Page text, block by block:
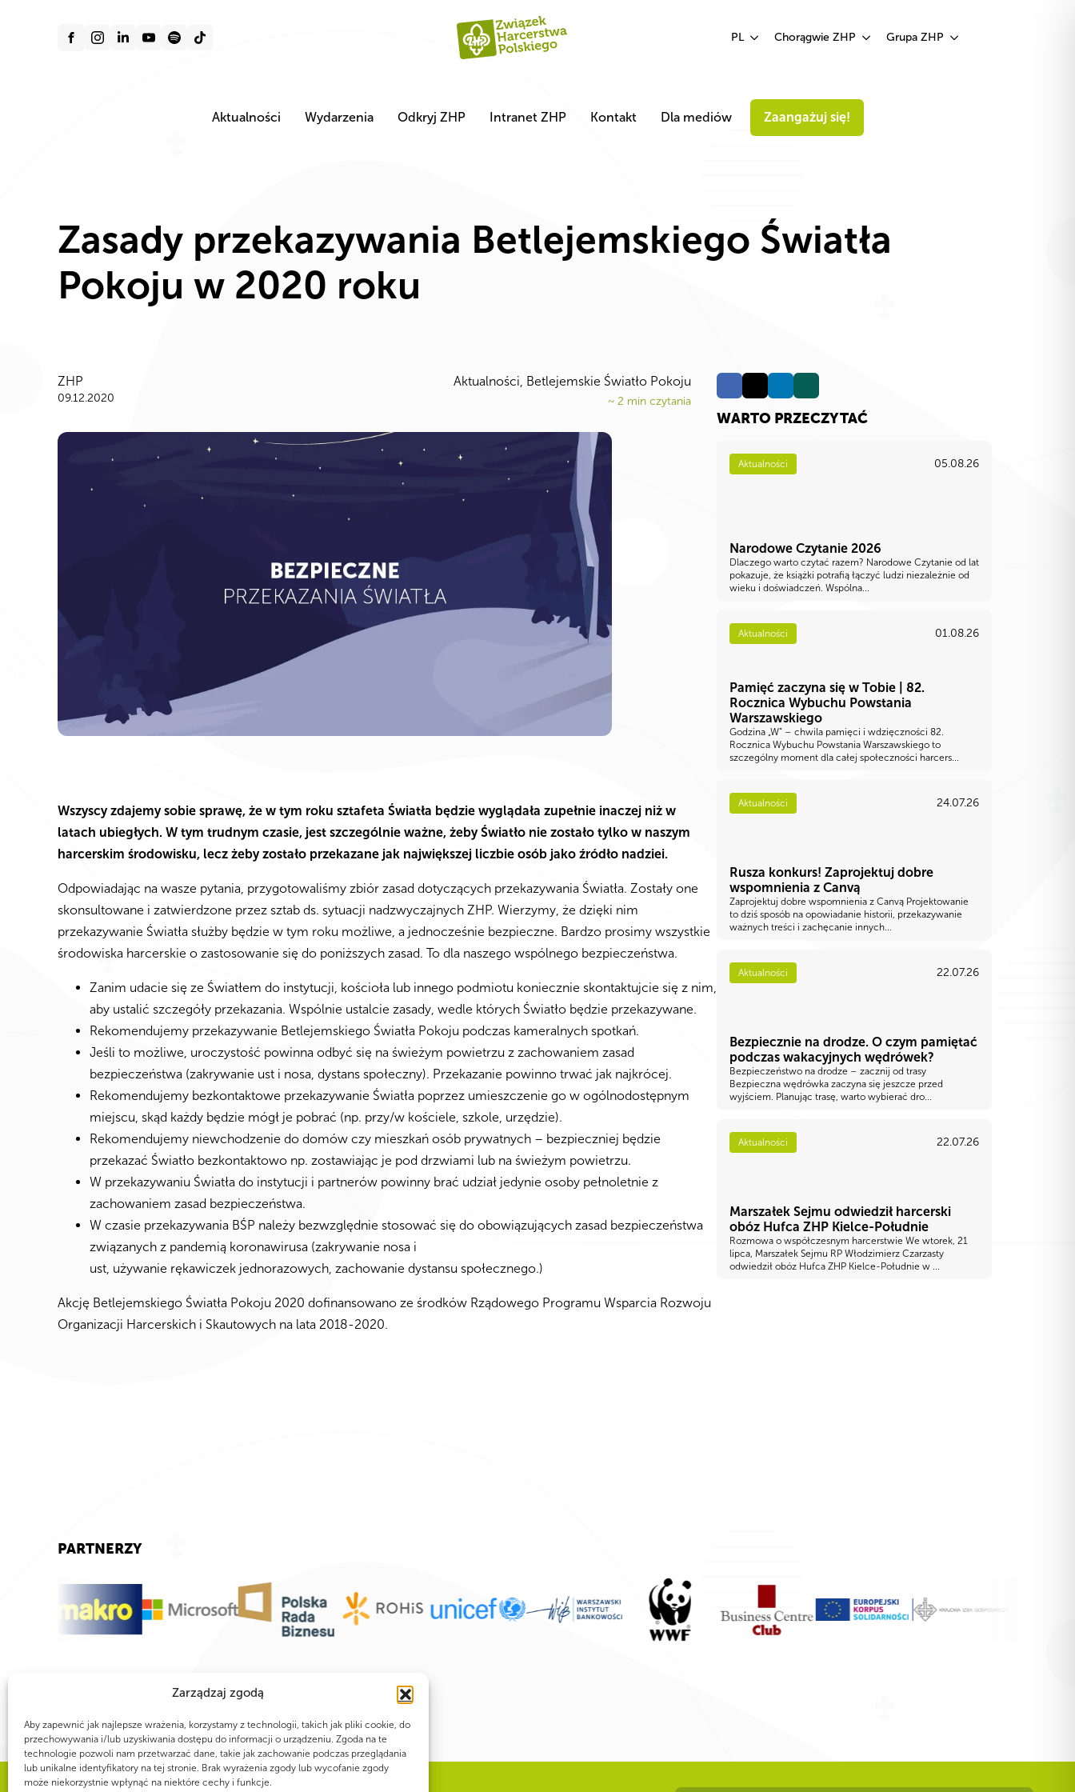
Zarządzaj zgodą
Aby zapewnić jak najlepsze wrażenia, korzystamy z technologii, takich jak pliki cookie, do
przechowywania i/lub uzyskiwania dostępu do informacji o urządzeniu. Zgoda na te
technologie pozwoli nam przetwarzać dane, takie jak zachowanie podczas przeglądania
lub unikalne identyfikatory na tej stronie. Brak wyrażenia zgody lub wycofanie zgody
może niekorzystnie wpłynąć na niektóre cechy i funkcje.
PL Chorągwie ZHP Grupa ZHP
Aktualności Wydarzenia Odkryj ZHP Intranet ZHP Kontakt Dla mediów Zaangażuj się!
Zasady przekazywania Betlejemskiego Światła
Pokoju w 2020 roku
ZHP
09.12.2020
Aktualności, Betlejemskie Światło Pokoju
~ 2 min czytania
Wszyscy zdajemy sobie sprawę, że w tym roku sztafeta Światła będzie wyglądała zupełnie inaczej niż w
latach ubiegłych. W tym trudnym czasie, jest szczególnie ważne, żeby Światło nie zostało tylko w naszym
harcerskim środowisku, lecz żeby zostało przekazane jak największej liczbie osób jako źródło nadziei.
Odpowiadając na wasze pytania, przygotowaliśmy zbiór zasad dotyczących przekazywania Światła. Zostały one
skonsultowane i zatwierdzone przez sztab ds. sytuacji nadzwyczajnych ZHP. Wierzymy, że dzięki nim
przekazywanie Światła służby będzie w tym roku możliwe, a jednocześnie bezpieczne. Bardzo prosimy wszystkie
środowiska harcerskie o zastosowanie się do poniższych zasad. To dla naszego wspólnego bezpieczeństwa.
Zanim udacie się ze Światłem do instytucji, kościoła lub innego podmiotu koniecznie skontaktujcie się z nim,
aby ustalić szczegóły przekazania. Wspólnie ustalcie zasady, wedle których Światło będzie przekazywane.
Rekomendujemy przekazywanie Betlejemskiego Światła Pokoju podczas kameralnych spotkań.
Jeśli to możliwe, uroczystość powinna odbyć się na świeżym powietrzu z zachowaniem zasad
bezpieczeństwa (zakrywanie ust i nosa, dystans społeczny). Przekazanie powinno trwać jak najkrócej.
Rekomendujemy bezkontaktowe przekazywanie Światła poprzez umieszczenie go w ogólnodostępnym
miejscu, skąd każdy będzie mógł je pobrać (np. przy/w kościele, szkole, urzędzie).
Rekomendujemy niewchodzenie do domów czy mieszkań osób prywatnych – bezpieczniej będzie
przekazać Światło bezkontaktowo np. zostawiając je pod drzwiami lub na świeżym powietrzu.
W przekazywaniu Światła do instytucji i partnerów powinny brać udział jedynie osoby pełnoletnie z
zachowaniem zasad bezpieczeństwa.
W czasie przekazywania BŚP należy bezwzględnie stosować się do obowiązujących zasad bezpieczeństwa
związanych z pandemią koronawirusa (zakrywanie nosa i
ust, używanie rękawiczek jednorazowych, zachowanie dystansu społecznego.)
Akcję Betlejemskiego Światła Pokoju 2020 dofinansowano ze środków Rządowego Programu Wsparcia Rozwoju
Organizacji Harcerskich i Skautowych na lata 2018-2020.
WARTO PRZECZYTAĆ
Aktualności 05.08.26
Narodowe Czytanie 2026
Dlaczego warto czytać razem? Narodowe Czytanie od lat
pokazuje, że książki potrafią łączyć ludzi niezależnie od
wieku i doświadczeń. Wspólna...
Aktualności 01.08.26
Pamięć zaczyna się w Tobie | 82.
Rocznica Wybuchu Powstania
Warszawskiego
Godzina „W” – chwila pamięci i wdzięczności 82.
Rocznica Wybuchu Powstania Warszawskiego to
szczególny moment dla całej społeczności harcers...
Aktualności 24.07.26
Rusza konkurs! Zaprojektuj dobre
wspomnienia z Canvą
Zaprojektuj dobre wspomnienia z Canvą Projektowanie
to dziś sposób na opowiadanie historii, przekazywanie
ważnych treści i zachęcanie innych...
Aktualności 22.07.26
Bezpiecznie na drodze. O czym pamiętać
podczas wakacyjnych wędrówek?
Bezpieczeństwo na drodze – zacznij od trasy
Bezpieczna wędrówka zaczyna się jeszcze przed
wyjściem. Planując trasę, warto wybierać dro...
Aktualności 22.07.26
Marszałek Sejmu odwiedził harcerski
obóz Hufca ZHP Kielce-Południe
Rozmowa o współczesnym harcerstwie We wtorek, 21
lipca, Marszałek Sejmu RP Włodzimierz Czarzasty
odwiedził obóz Hufca ZHP Kielce-Południe w ...
PARTNERZY